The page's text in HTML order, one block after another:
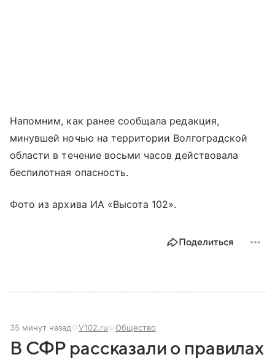
Напомним, как ранее сообщала редакция,
минувшей ночью на территории Волгоградской
области в течение восьми часов действовала
беспилотная опасность.
Фото из архива ИА «Высота 102».
Поделиться
35 минут назад V102.ru Общество
В СФР рассказали о правилах